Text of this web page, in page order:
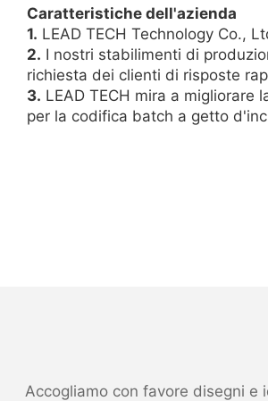
Caratteristiche dell'azienda
1. LEAD TECH Technology Co.,
2. I nostri stabilimenti di
richiesta dei clienti di risposte
3. LEAD TECH mira a
per la codifica batch a getto
Accogliamo con favore disegni